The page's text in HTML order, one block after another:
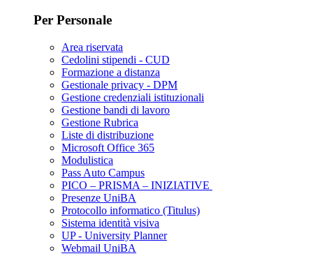
Per Personale
Area riservata
Cedolini stipendi - CUD
Formazione a distanza
Gestionale privacy - DPM
Gestione credenziali istituzionali
Gestione bandi di lavoro
Gestione Rubrica
Liste di distribuzione
Microsoft Office 365
Modulistica
Pass Auto Campus
PICO – PRISMA – INIZIATIVE
Presenze UniBA
Protocollo informatico (Titulus)
Sistema identità visiva
UP - University Planner
Webmail UniBA